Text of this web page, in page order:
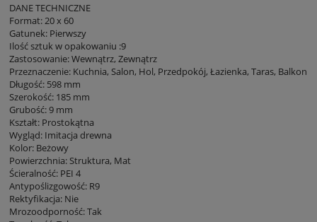
DANE TECHNICZNE
Format: 20 x 60
Gatunek: Pierwszy
Ilość sztuk w opakowaniu :9
Zastosowanie: Wewnątrz, Zewnątrz
Przeznaczenie: Kuchnia, Salon, Hol, Przedpokój, Łazienka, Taras, Balkon
Długość: 598 mm
Szerokość: 185 mm
Grubość: 9 mm
Kształt: Prostokątna
Wygląd: Imitacja drewna
Kolor: Beżowy
Powierzchnia: Struktura, Mat
Ścieralność: PEI 4
Antypoślizgowość: R9
Rektyfikacja: Nie
Mrozoodporność: Tak